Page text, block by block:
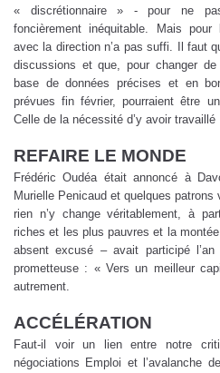
« discrétionnaire » - pour ne
foncièrement inéquitable. Mais pour
avec la direction n’a pas suffi. Il faut
discussions et que, pour changer
base de données précises et en
prévues fin février, pourraient être
Celle de la nécessité d’y avoir
REFAIRE LE MONDE
Frédéric Oudéa était annoncé à
Murielle Penicaud et quelques
rien n’y change véritablement, à
riches et les plus pauvres et la
absent excusé – avait participé
prometteuse : « Vers un meilleur
autrement.
ACCÉLÉRATION
Faut-il voir un lien entre notre
négociations Emploi et l’avalanche